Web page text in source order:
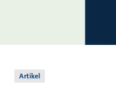
Artikel